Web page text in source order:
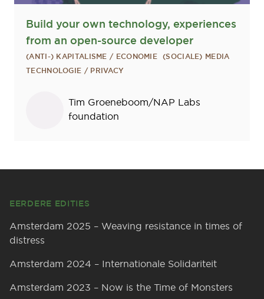
Build your own technology, experiences
from an open-source developer
(ANTI-) KAPITALISME / ECONOMIE (SOCIALE) MEDIA
TECHNOLOGIE / PRIVACY
SprekersTim Groeneboom/NAP Labs
foundation
EERDERE EDITIES
Amsterdam 2025 – Weaving resistance in times of
distress
Amsterdam 2024 – Internationale Solidariteit
Amsterdam 2023 – Now is the Time of Monsters